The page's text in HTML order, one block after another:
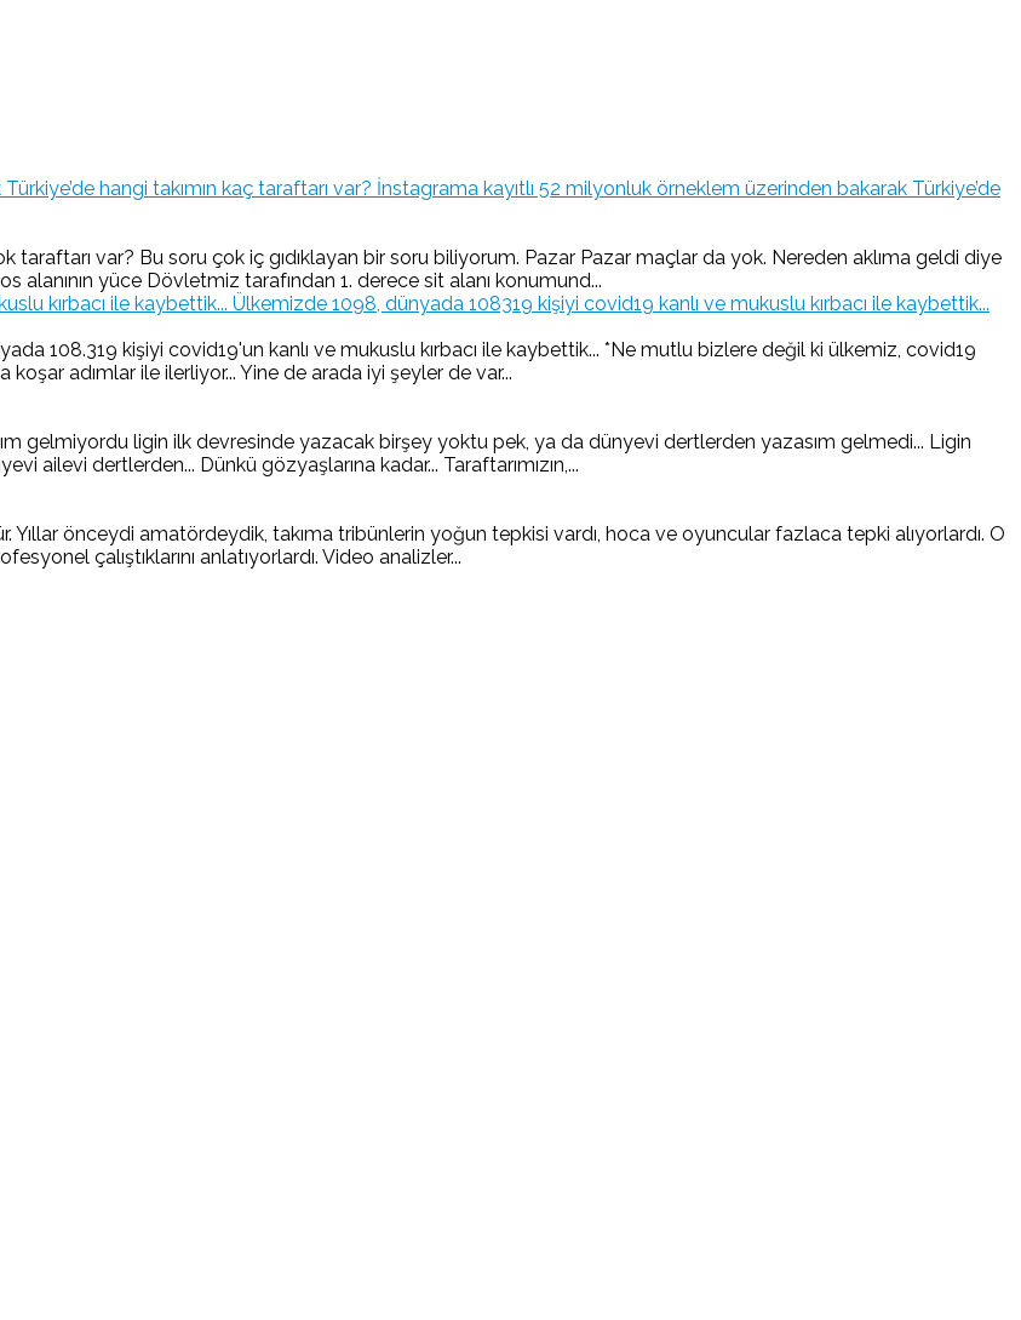
İnstagrama kayıtlı 52 milyonluk örneklem üzerinden bakarak Türkiye’de
var? Bu soru çok iç gıdıklayan bir soru biliyorum. Pazar Pazar maçlar da yok. Nereden aklıma geldi diye
yüce Dövletmiz tarafından 1. derece sit alanı konumund...
Ülkemizde 1098, dünyada 108319 kişiyi covid19 kanlı ve mukuslu kırbacı ile kaybettik...
108.319 kişiyi covid19'un kanlı ve mukuslu kırbacı ile kaybettik... *Ne mutlu bizlere değil ki ülkemiz, covid19
adımlar ile ilerliyor... Yine de arada iyi şeyler de var...
gelmiyordu ligin ilk devresinde yazacak birşey yoktu pek, ya da dünyevi dertlerden yazasım gelmedi... Ligin
ailevi dertlerden... Dünkü gözyaşlarına kadar... Taraftarımızın,...
önceydi amatördeydik, takıma tribünlerin yoğun tepkisi vardı, hoca ve oyuncular fazlaca tepki alıyorlardı. O
çalıştıklarını anlatıyorlardı. Video analizler...